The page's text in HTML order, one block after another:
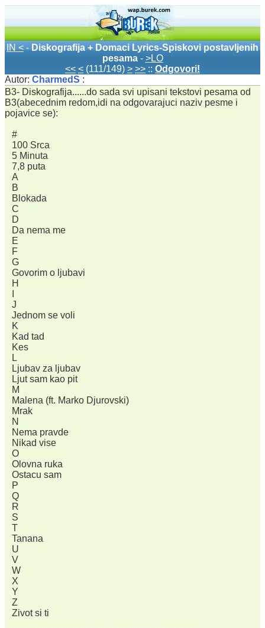
IN < - Diskografija + Domaci Lyrics-Spiskovi postavljenih
pesama- >LO
<< < (111/149) > >> :: Odgovori!
Autor: CharmedS :
B3- Diskografija......do sada svi upisani tekstovi pesama od
B3(abecednim redom,idi na odgovarajuci naziv pesme i
pojavice se):
#
100 Srca
5 Minuta
7,8 puta
A
B
Blokada
C
D
Da nema me
E
F
G
Govorim o ljubavi
H
J
Jednom se voli
K
Kad tad
Kes
L
Ljubav za ljubav
Ljut sam kao pit
M
Malena (ft. Marko Djurovski)
Mrak
N
Nema pravde
Nikad vise
O
Olovna ruka
Ostacu sam
P
Q
R
S
T
Tanana
U
V
W
X
Y
Z
Zivot si ti